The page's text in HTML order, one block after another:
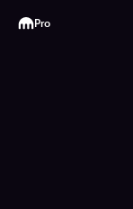
Kraken
Pro